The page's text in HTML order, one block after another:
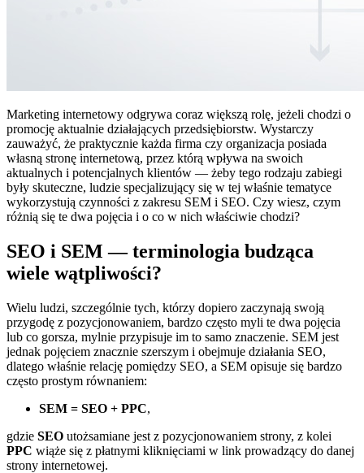
Marketing internetowy odgrywa coraz większą rolę, jeżeli chodzi o
promocję aktualnie działających przedsiębiorstw. Wystarczy
zauważyć, że praktycznie każda firma czy organizacja posiada
własną stronę internetową, przez którą wpływa na swoich
aktualnych i potencjalnych klientów — żeby tego rodzaju zabiegi
były skuteczne, ludzie specjalizujący się w tej właśnie tematyce
wykorzystują czynności z zakresu SEM i SEO. Czy wiesz, czym
różnią się te dwa pojęcia i o co w nich właściwie chodzi?
SEO i SEM — terminologia budząca
wiele wątpliwości?
Wielu ludzi, szczególnie tych, którzy dopiero zaczynają swoją
przygodę z pozycjonowaniem, bardzo często myli te dwa pojęcia
lub co gorsza, mylnie przypisuje im to samo znaczenie. SEM jest
jednak pojęciem znacznie szerszym i obejmuje działania SEO,
dlatego właśnie relację pomiędzy SEO, a SEM opisuje się bardzo
często prostym równaniem:
SEM = SEO + PPC,
gdzie SEO utożsamiane jest z pozycjonowaniem strony, z kolei
PPC wiąże się z płatnymi kliknięciami w link prowadzący do danej
strony internetowej.